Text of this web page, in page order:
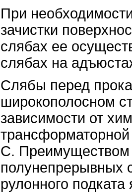
При
зачистки
слябах ее
слябах на
Слябы перед
широкополосном
зависимости от
С. Преимуществом
полунепрерывных
рулонного